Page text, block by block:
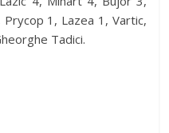
1, Lazea 1, Vartic,
Tadici.